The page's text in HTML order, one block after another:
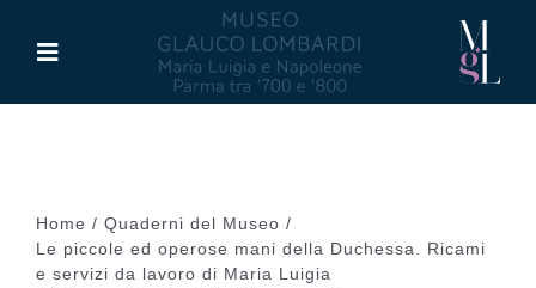
contenuto
Toggle
Home
Quaderni del Museo
Le piccole ed operose mani della Duchessa. Ricami
e servizi da lavoro di Maria Luigia